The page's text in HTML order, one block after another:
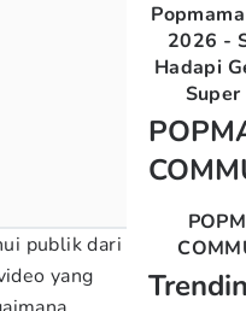
publik dari
yang
2026 -
Hadapi